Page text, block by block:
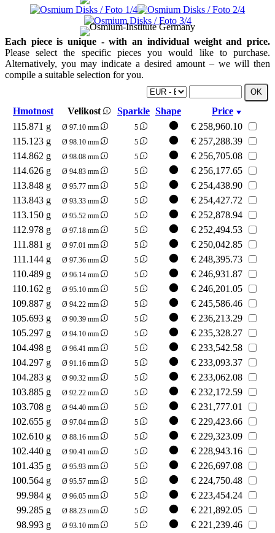
Each piece is unique - with an individual weight and price.
Please select the specific pieces you would like to purchase.
Alternatively, you may indicate a desired amount – we will then
compile a suitable selection for you.
Hmotnost Velikost Sparkle Shape
Price
115.871 g
Ø 97.10 mm 5 € 258,960.10
115.123 g
Ø 98.10 mm 5 € 257,288.39
114.862 g
Ø 98.08 mm 5 € 256,705.08
114.626 g
Ø 94.83 mm 5 € 256,177.65
113.848 g
Ø 95.77 mm 5 € 254,438.90
113.843 g
Ø 93.33 mm 5 € 254,427.72
113.150 g
Ø 95.52 mm 5 € 252,878.94
112.978 g
Ø 97.18 mm 5 € 252,494.53
111.881 g
Ø 97.01 mm 5 € 250,042.85
111.144 g
Ø 97.36 mm 5 € 248,395.73
110.489 g
Ø 96.14 mm 5 € 246,931.87
110.162 g
Ø 95.10 mm 5 € 246,201.05
109.887 g
Ø 94.22 mm 5 € 245,586.46
105.693 g
Ø 90.39 mm 5 € 236,213.29
105.297 g
Ø 94.10 mm 5 € 235,328.27
104.498 g
Ø 96.41 mm 5 € 233,542.58
104.297 g
Ø 91.16 mm 5 € 233,093.37
104.283 g
Ø 90.32 mm 5 € 233,062.08
103.885 g
Ø 92.22 mm 5 € 232,172.59
103.708 g
Ø 94.40 mm 5 € 231,777.01
102.655 g
Ø 97.04 mm 5 € 229,423.66
102.610 g
Ø 88.16 mm 5 € 229,323.09
102.440 g
Ø 90.41 mm 5 € 228,943.16
101.435 g
Ø 95.93 mm 5 € 226,697.08
100.564 g
Ø 95.57 mm 5 € 224,750.48
99.984 g
Ø 96.05 mm 5 € 223,454.24
99.285 g
Ø 88.23 mm 5 € 221,892.05
98.993 g
Ø 93.10 mm 5 € 221,239.46